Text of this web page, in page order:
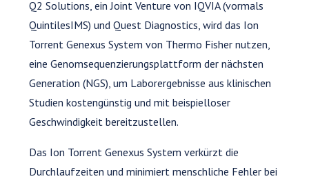
Q2 Solutions, ein Joint Venture von IQVIA (vormals
QuintilesIMS) und Quest Diagnostics, wird das Ion
Torrent Genexus System von Thermo Fisher nutzen,
eine Genomsequenzierungsplattform der nächsten
Generation (NGS), um Laborergebnisse aus klinischen
Studien kostengünstig und mit beispielloser
Geschwindigkeit bereitzustellen.
Das Ion Torrent Genexus System verkürzt die
Durchlaufzeiten und minimiert menschliche Fehler bei